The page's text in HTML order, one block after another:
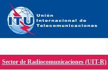
Sector de Radiocomunicaciones (UIT-R)